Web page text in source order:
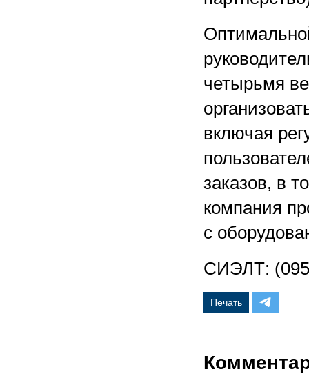
четырьмя
включая
заказов, в
компания
с
СИЭЛТ:
Печать